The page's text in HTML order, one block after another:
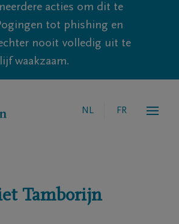
acties om dit te
tot phishing en
nooit volledig uit te
waakzaam.
NL FR
Tamborijn